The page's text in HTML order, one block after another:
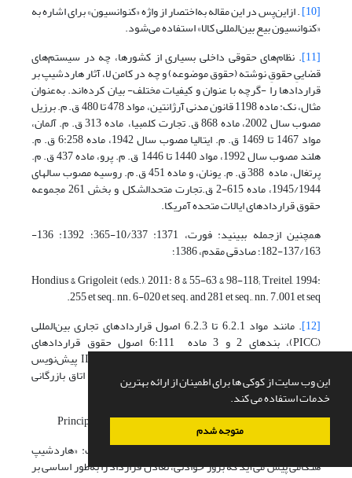
این وب سایت از کوکی ها برای اطمینان از ارائه بهترین
خدمات استفاده می کند.
متوجه شدم
[10]
. ازاین‌پس در این مقاله به‌اختصار از واژه «کنوانسیون» برای اشاره به
«کنوانسیون بیع بین‌المللی کالا» استفاده می‌شود.
[11]
. نظام‌های حقوقی داخلی بسیاری از کشورها، چه در سیستم‌های
قضاییِ حقوقِ نوشته (حقوق موضوعه) و چه در کامن لا، آثار هاردشیپ بر
قراردادها را -گرچه با عنوان و کیفیات مختلف- بیان کرده‌اند. به‌عنوان
مثال، نک: ماده 1198 قانون مدنی آرژانتین، مواد 478 تا 480 ق. م. برزیل
مصوب سال 2002، ماده 868 ق. تجارت کلمبیا، ماده 313 ق. م. آلمان،
مواد 1467 تا 1469 ق. م. ایتالیا مصوب سال 1942، ماده 6:258 ق. م.
هلند مصوب سال 1992، مواد 1440 تا 1446 ق. م. پرو، ماده 437 ق. م.
پرتغال، ماده 388 ق. م. یونان، و ماده 451 ق. م. روسیه مصوب سالهای
1945/1944، ماده 615-2 ق.­تجارت متحدالشکل و بخش 261 مجموعه
حقوق قراردادهای ایالات متحده آمریکا.
همچنین ازجمله ببینید: فورت، 1371: 10/337-365؛ 1392: 136-
137/163-182؛ صادقی مقدم، 1386؛
Hondius & Grigoleit (eds.), 2011: 8 & 55-63 & 98-118; Treitel, 1994:
255 et seq., nn. 6-020 et seq. and 281 et seq., nn. 7.001 et seq.
[12]
. مانند مواد 6.2.1 تا 6.2.3 اصول قراردادهای تجاری بین‌المللی
(PICC)، بندهای 2 و 3 ماده 6:111 اصول حقوق قراردادهای
اروپایی(PECL)، قسمت d بند 3 و بند 2 ماده III-1:110 پیش‌نویس
چهارچوبِ کلیِ ارجاع (DCFR) و شروط نمونه هاردشیپ اتاق بازرگانی
بین­الملل (ICC).
[13]
. Principles of international commercial contracts (PICC)
[14]
. هاردشیپ در ماده 6.2.2 چنین تعریف شده است: «هاردشیپ
هنگامی پیش می‌آید که بروز حوادثی، تعادل قرارداد را به‌طور اساسی بر